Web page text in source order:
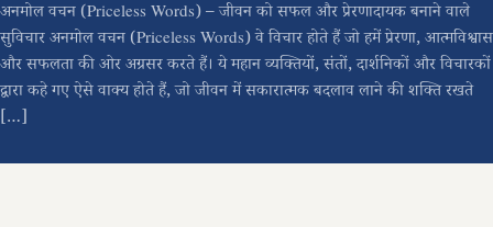
अनमोल वचन (Priceless Words) – जीवन को सफल और प्रेरणादायक बनाने वाले
सुविचार अनमोल वचन (Priceless Words) वे विचार होते हैं जो हमें प्रेरणा, आत्मविश्वास
और सफलता की ओर अग्रसर करते हैं। ये महान व्यक्तियों, संतों, दार्शनिकों और विचारकों
द्वारा कहे गए ऐसे वाक्य होते हैं, जो जीवन में सकारात्मक बदलाव लाने की शक्ति रखते
[…]